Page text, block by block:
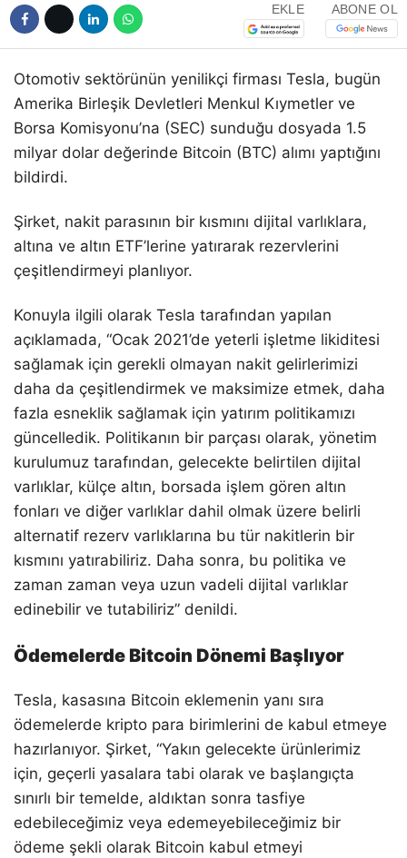
EKLE ABONE OL
Otomotiv sektörünün yenilikçi firması Tesla, bugün
Amerika Birleşik Devletleri Menkul Kıymetler ve
Borsa Komisyonu’na (SEC) sunduğu dosyada 1.5
milyar dolar değerinde Bitcoin (BTC) alımı yaptığını
bildirdi.
Şirket, nakit parasının bir kısmını dijital varlıklara,
altına ve altın ETF’lerine yatırarak rezervlerini
çeşitlendirmeyi planlıyor.
Konuyla ilgili olarak Tesla tarafından yapılan
açıklamada, “Ocak 2021’de yeterli işletme likiditesi
sağlamak için gerekli olmayan nakit gelirlerimizi
daha da çeşitlendirmek ve maksimize etmek, daha
fazla esneklik sağlamak için yatırım politikamızı
güncelledik. Politikanın bir parçası olarak, yönetim
kurulumuz tarafından, gelecekte belirtilen dijital
varlıklar, külçe altın, borsada işlem gören altın
fonları ve diğer varlıklar dahil olmak üzere belirli
alternatif rezerv varlıklarına bu tür nakitlerin bir
kısmını yatırabiliriz. Daha sonra, bu politika ve
zaman zaman veya uzun vadeli dijital varlıklar
edinebilir ve tutabiliriz” denildi.
Ödemelerde Bitcoin Dönemi Başlıyor
Tesla, kasasına Bitcoin eklemenin yanı sıra
ödemelerde kripto para birimlerini de kabul etmeye
hazırlanıyor. Şirket, “Yakın gelecekte ürünlerimiz
için, geçerli yasalara tabi olarak ve başlangıçta
sınırlı bir temelde, aldıktan sonra tasfiye
edebileceğimiz veya edemeyebileceğimiz bir
ödeme şekli olarak Bitcoin kabul etmeyi